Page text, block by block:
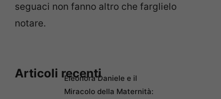
seguaci non fanno altro che farglielo
notare.
Articoli recentiEleonora Daniele e il
Miracolo della Maternità: